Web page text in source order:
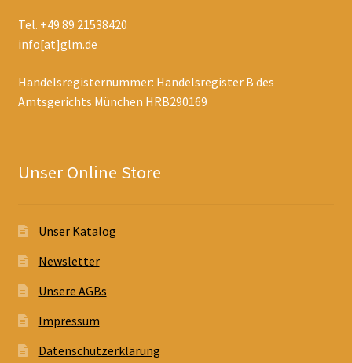
Tel. +49 89 21538420
info[at]glm.de
Handelsregisternummer: Handelsregister B des
Amtsgerichts München HRB290169
Unser Online Store
Unser Katalog
Newsletter
Unsere AGBs
Impressum
Datenschutzerklärung